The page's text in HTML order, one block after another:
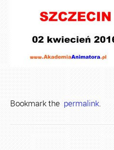
Bookmark thepermalink.